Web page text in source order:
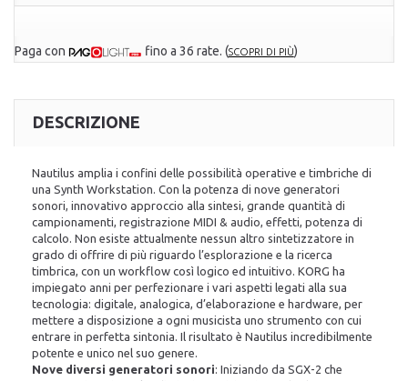
Paga con fino a 36 rate. (SCOPRI DI PIÙ)
DESCRIZIONE
Nautilus amplia i confini delle possibilità operative e timbriche di
una Synth Workstation. Con la potenza di nove generatori
sonori, innovativo approccio alla sintesi, grande quantità di
campionamenti, registrazione MIDI & audio, effetti, potenza di
calcolo. Non esiste attualmente nessun altro sintetizzatore in
grado di offrire di più riguardo l’esplorazione e la ricerca
timbrica, con un workflow così logico ed intuitivo. KORG ha
impiegato anni per perfezionare i vari aspetti legati alla sua
tecnologia: digitale, analogica, d’elaborazione e hardware, per
mettere a disposizione a ogni musicista uno strumento con cui
entrare in perfetta sintonia. Il risultato è Nautilus incredibilmente
potente e unico nel suo genere.
Nove diversi generatori sonori: Iniziando da SGX-2 che